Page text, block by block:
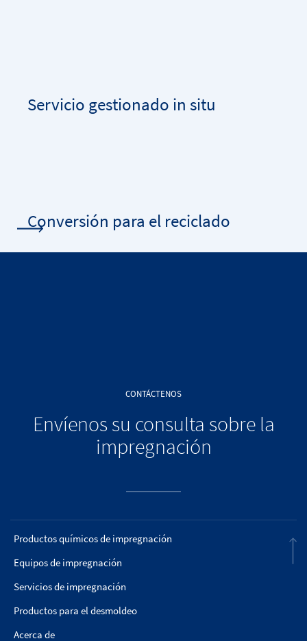
Servicio gestionado in situ
Conversión para el reciclado
CONTÁCTENOS
Envíenos su consulta sobre la
impregnación
Productos químicos de impregnación
Equipos de impregnación
Servicios de impregnación
Productos para el desmoldeo
Acerca de